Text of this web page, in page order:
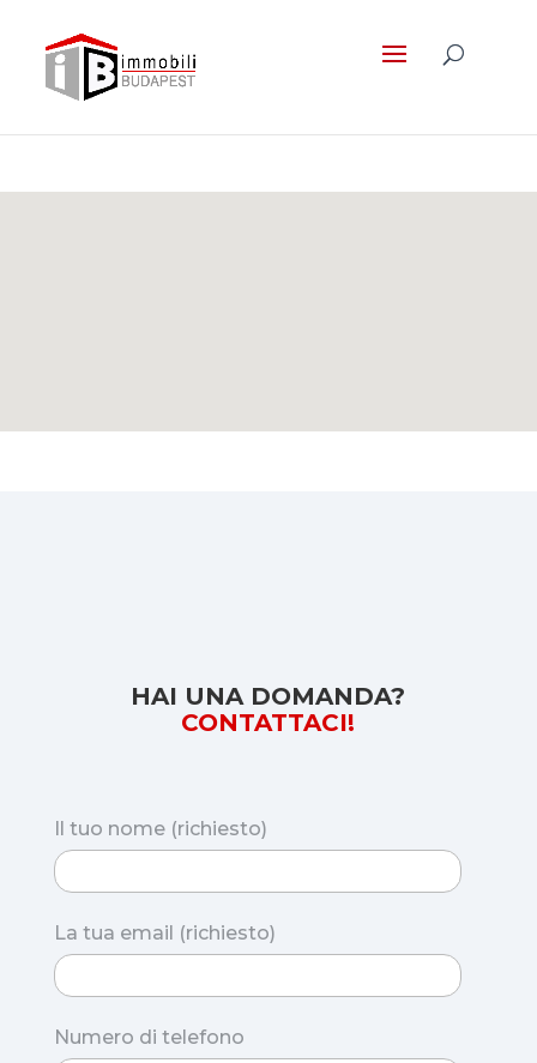
HAI UNA DOMANDA?
CONTATTACI!
Il tuo nome (richiesto)
La tua email (richiesto)
Numero di telefono